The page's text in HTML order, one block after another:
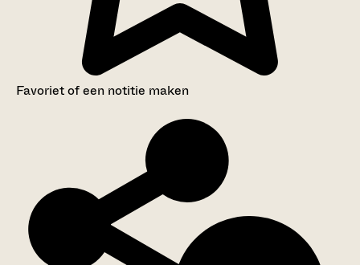
Favoriet of een notitie maken